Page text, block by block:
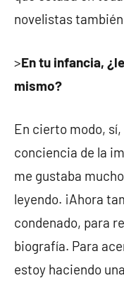
novelistas
>En tu infancia,
mismo?
En cierto modo,
conciencia de la
me gustaba
leyendo. ¡Ahora
condenado, para
biografía. Para
estoy haciendo